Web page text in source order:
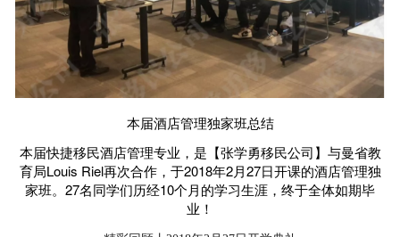
本届酒店管理独家班总结
本届快捷移民酒店管理专业，是【张学勇移民公司】与曼省教
育局Louis Riel再次合作，于2018年2月27日开课的酒店管理独
家班。27名同学们历经10个月的学习生涯，终于全体如期毕
业！